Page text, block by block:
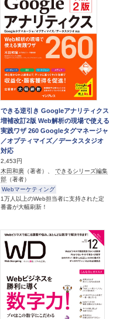
できる逆引き Googleアナリティクス
増補改訂2版 Web解析の現場で使える
実践ワザ 260 Googleタグマネージャ
／オプティマイズ／データスタジオ
対応
2,453円
木田和廣 （著者）、 できるシリーズ編集
部 （著者）
Webマーケティング
1万人以上のWeb担当者に支持された定
番書が大幅刷新！